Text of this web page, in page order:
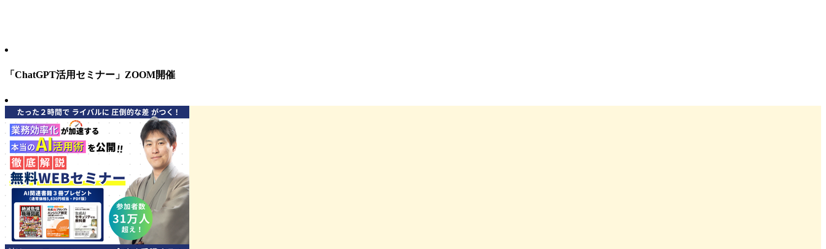
「ChatGPT活用セミナー」ZOOM開催